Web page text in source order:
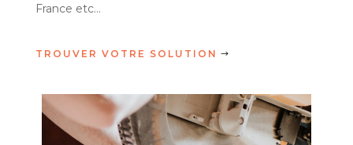
France etc…
TROUVER VOTRE SOLUTION